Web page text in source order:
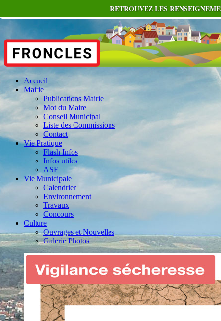
Accueil
Mairie
Publications Mairie
Mot du Maire
Conseil Municipal
Liste des Commissions
Contact
Vie Pratique
Flash Infos
Infos utiles
ASF
Vie Municipale
Calendrier
Environnement
Travaux
Concours
Culture
Ouvrages et Nouvelles
Galerie Photos
RETROUVEZ LES